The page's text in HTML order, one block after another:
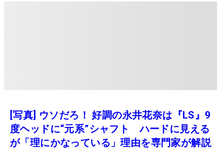
[写真] ウソだろ！ 好調の永井花奈は『LS』9
度ヘッドに“元系”シャフト ハードに見える
が「理にかなっている」理由を専門家が解説